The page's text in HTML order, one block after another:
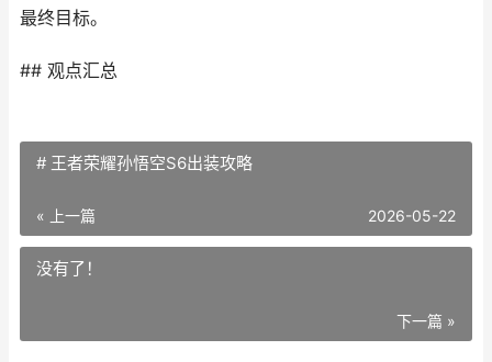
最终目标。
## 观点汇总
# 王者荣耀孙悟空S6出装攻略
« 上一篇 2026-05-22
没有了！
下一篇 »